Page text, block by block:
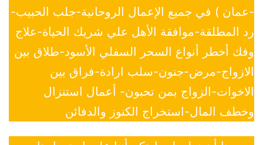
-عمان ) في جميع الإعمال الروحانية-جلب الحبيب-
رد المطلقة-موافقة الأهل علي شريك الحياة-علاج
وفك أخطر أنواع السحر السفلي الأسود-طلاق بين
الازواج-مرض-جنون-سلب ارادة-فراق بين
الاخوات-الزواج بمن تحبون- أعمال استنزال
وخطف المال-استخراج الكنوز والدفائن